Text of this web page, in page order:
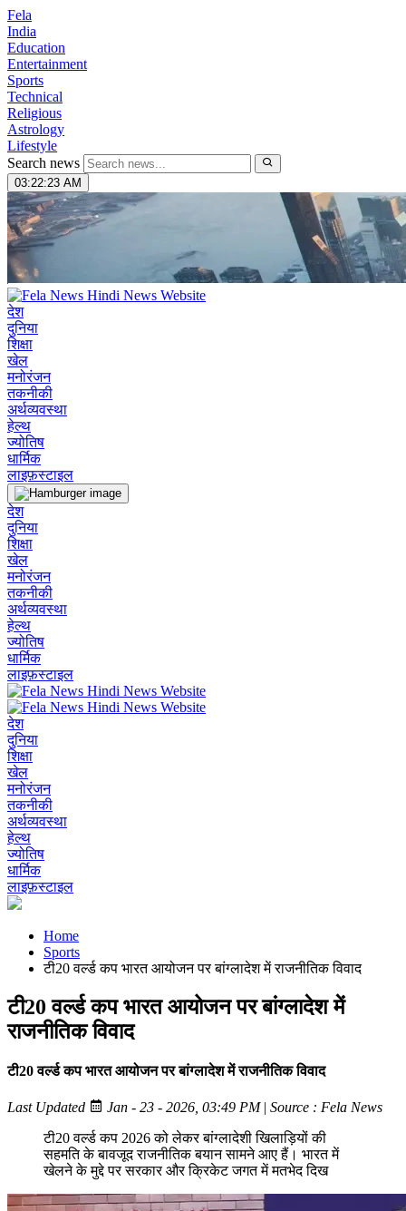
Fela
India
Education
Entertainment
Sports
Technical
Religious
Astrology
Lifestyle
Search news
03:22:24 AM
देश
दुनिया
शिक्षा
खेल
मनोरंजन
तकनीकी
अर्थव्यवस्था
हेल्थ
ज्योतिष
धार्मिक
लाइफ़स्टाइल
देश
दुनिया
शिक्षा
खेल
मनोरंजन
तकनीकी
अर्थव्यवस्था
हेल्थ
ज्योतिष
धार्मिक
लाइफ़स्टाइल
देश
दुनिया
शिक्षा
खेल
मनोरंजन
तकनीकी
अर्थव्यवस्था
हेल्थ
ज्योतिष
धार्मिक
लाइफ़स्टाइल
Home
Sports
टी20 वर्ल्ड कप भारत आयोजन पर बांग्लादेश में राजनीतिक विवाद
टी20 वर्ल्ड कप भारत आयोजन पर बांग्लादेश में
राजनीतिक विवाद
टी20 वर्ल्ड कप भारत आयोजन पर बांग्लादेश में राजनीतिक विवाद
Last Updated Jan - 23 - 2026, 03:49 PM| Source : Fela News
टी20 वर्ल्ड कप 2026 को लेकर बांग्लादेशी खिलाड़ियों की
सहमति के बावजूद राजनीतिक बयान सामने आए हैं। भारत में
खेलने के मुद्दे पर सरकार और क्रिकेट जगत में मतभेद दिख